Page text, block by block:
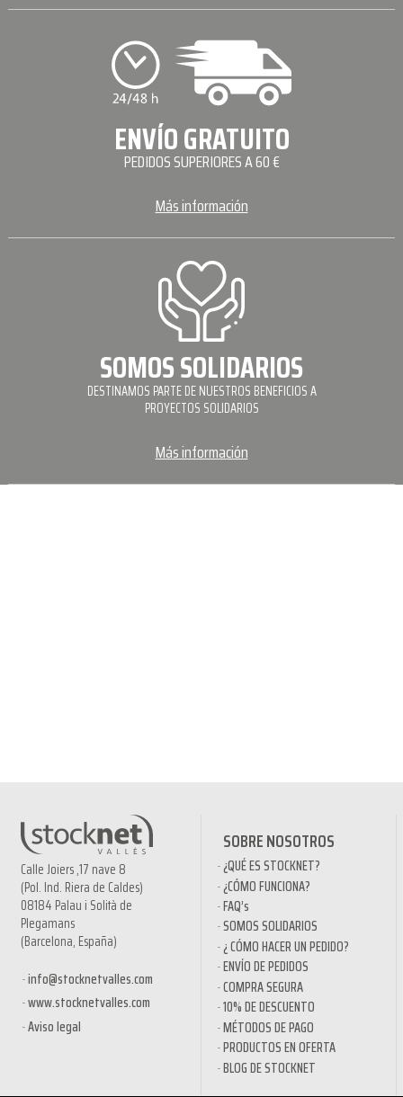
ENVÍO GRATUITO
PEDIDOS SUPERIORES A 60 €
Más información
SOMOS SOLIDARIOS
DESTINAMOS PARTE DE NUESTROS BENEFICIOS A
PROYECTOS SOLIDARIOS
Más información
Calle Joiers ,17 nave 8
(Pol. Ind. Riera de Caldes)
08184 Palau i Solità de
Plegamans
(Barcelona, España)
info@stocknetvalles.com
www.stocknetvalles.com
Aviso legal
SOBRE NOSOTROS
¿QUÉ ES STOCKNET?
¿CÓMO FUNCIONA?
FAQ’s
SOMOS SOLIDARIOS
¿ CÓMO HACER UN PEDIDO?
ENVÍO DE PEDIDOS
COMPRA SEGURA
10% DE DESCUENTO
MÉTODOS DE PAGO
PRODUCTOS EN OFERTA
BLOG DE STOCKNET